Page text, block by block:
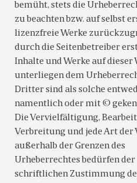
bemüht, stets die
zu beachten bzw. auf selbst
lizenzfreie Werke
durch die Seitenbetreiber
Inhalte und Werke auf dieser
unterliegen dem
Dritter sind als solche
namentlich oder mit ©
Die Vervielfältigung,
Verbreitung und jede Art der
außerhalb der Grenzen des
Urheberrechtes bedürfen der
schriftlichen Zustimmung